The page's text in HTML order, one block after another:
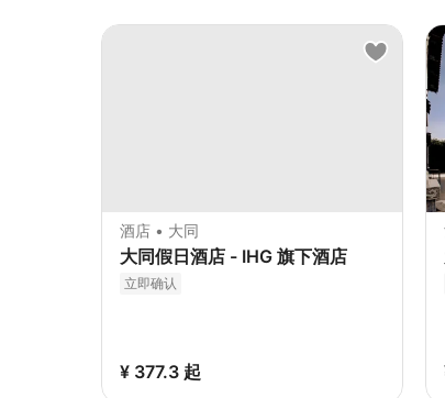
酒店 • 大同
大同假日酒店 - IHG 旗下酒店
立即确认
¥ 377.3 起